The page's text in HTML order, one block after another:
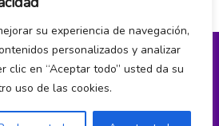
su experiencia de navegación,
personalizados y analizar
clic en “Aceptar todo” usted da su
uso de las cookies.
privacidad y cookies
¿Hablamos?